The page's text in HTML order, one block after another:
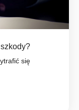
się